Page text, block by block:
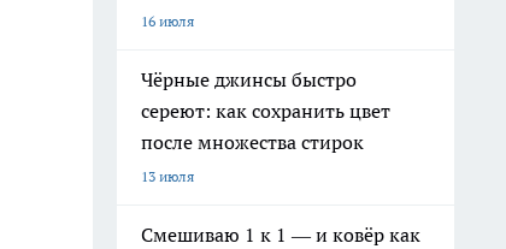
16 июля
Чёрные джинсы быстро
сереют: как сохранить цвет
после множества стирок
13 июля
Смешиваю 1 к 1 — и ковёр как